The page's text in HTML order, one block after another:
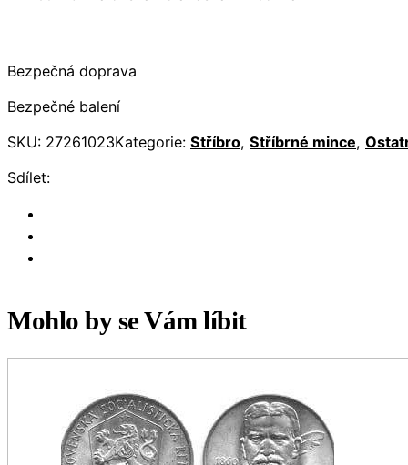
Bezpečná doprava
Bezpečné balení
SKU: 27261023Kategorie: Stříbro, Stříbrné mince,
Sdílet:
Mohlo by se Vám líbit